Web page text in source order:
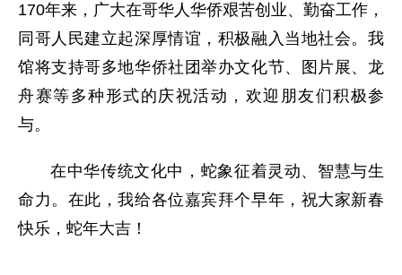
170年来，广大在哥华人华侨艰苦创业、勤奋工作，
同哥人民建立起深厚情谊，积极融入当地社会。我
馆将支持哥多地华侨社团举办文化节、图片展、龙
舟赛等多种形式的庆祝活动，欢迎朋友们积极参
与。
在中华传统文化中，蛇象征着灵动、智慧与生
命力。在此，我给各位嘉宾拜个早年，祝大家新春
快乐，蛇年大吉！